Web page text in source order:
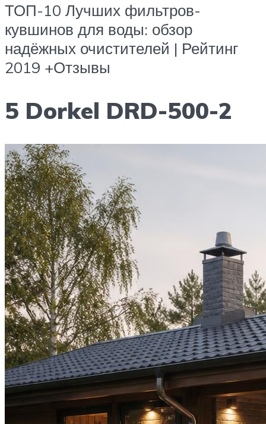
ТОП-10 Лучших фильтров-
кувшинов для воды: обзор
надёжных очистителей | Рейтинг
2019 +Отзывы
5 Dorkel DRD-500-2